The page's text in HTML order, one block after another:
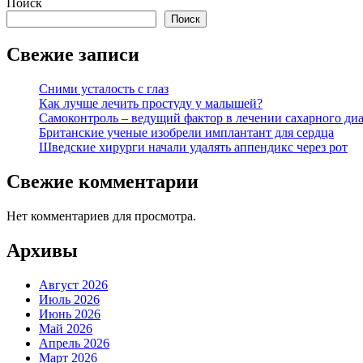
Поиск
Поиск
Свежие записи
Сними усталость с глаз
Как лучше лечить простуду у малышей?
Самоконтроль – ведущий фактор в лечении сахарного
Британские ученые изобрели имплантант для сердца
Шведские хирурги начали удалять аппендикс через рот
Свежие комментарии
Нет комментариев для просмотра.
Архивы
Август 2026
Июль 2026
Июнь 2026
Май 2026
Апрель 2026
Март 2026